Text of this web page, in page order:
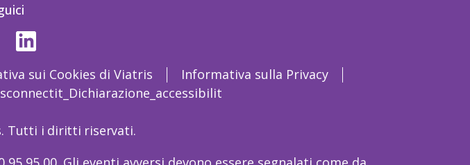
sui Cookies di Viatris
Informativa sulla Privacy
Tutti i diritti riservati.